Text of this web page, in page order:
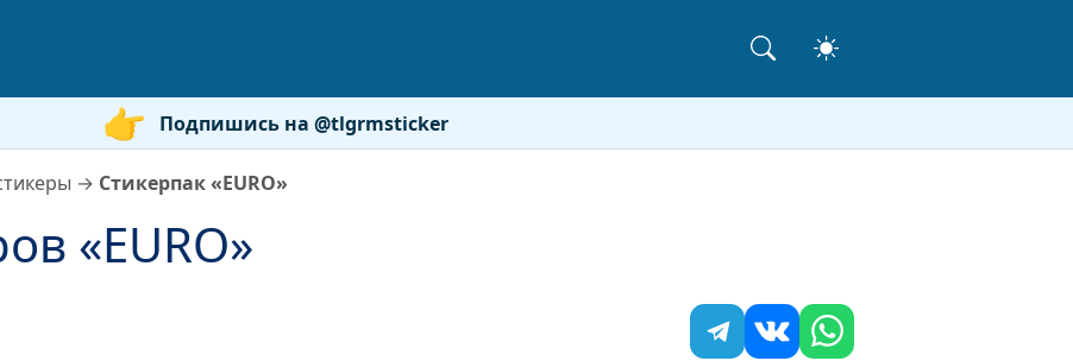
Подпишись на @tlgrmsticker
→ Стикерпак «EURO»
«EURO»